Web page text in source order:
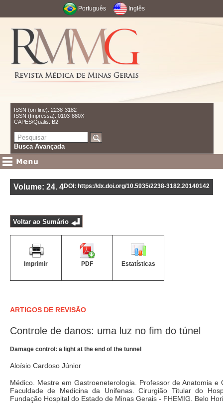
Português Inglês
ISSN (on-line): 2238-3182
ISSN (Impressa): 0103-880X
CAPES/Qualis: B2
Busca Avançada
Volume: 24. 4DOI: https://dx.doi.org/10.5935/2238-3182.20140142
Voltar ao Sumário
Imprimir PDF Estatísticas
ARTIGOS DE REVISÃO
Controle de danos: uma luz no fim do túnel
Damage control: a light at the end of the tunnel
Aloísio Cardoso Júnior
Médico. Mestre em Gastroeneterologia. Professor de Anatomia e
Faculdade de Medicina da Unifenas. Cirurgião Titular do
Fundação Hospital do Estado de Minas Gerais - FHEMIG. Belo